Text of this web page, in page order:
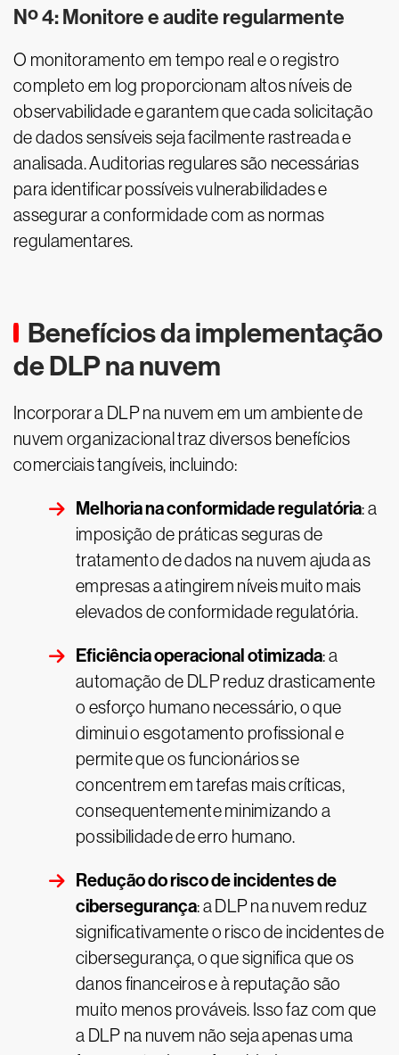
Nº 4: Monitore e audite regularmente
O monitoramento em tempo real e o registro
completo em log proporcionam altos níveis de
observabilidade e garantem que cada solicitação
de dados sensíveis seja facilmente rastreada e
analisada. Auditorias regulares são necessárias
para identificar possíveis vulnerabilidades e
assegurar a conformidade com as normas
regulamentares.
Benefícios da implementação
de DLP na nuvem
Incorporar a DLP na nuvem em um ambiente de
nuvem organizacional traz diversos benefícios
comerciais tangíveis, incluindo:
Melhoria na conformidade regulatória: a
imposição de práticas seguras de
tratamento de dados na nuvem ajuda as
empresas a atingirem níveis muito mais
elevados de conformidade regulatória.
Eficiência operacional otimizada: a
automação de DLP reduz drasticamente
o esforço humano necessário, o que
diminui o esgotamento profissional e
permite que os funcionários se
concentrem em tarefas mais críticas,
consequentemente minimizando a
possibilidade de erro humano.
Redução do risco de incidentes de
cibersegurança: a DLP na nuvem reduz
significativamente o risco de incidentes de
cibersegurança, o que significa que os
danos financeiros e à reputação são
muito menos prováveis. Isso faz com que
a DLP na nuvem não seja apenas uma